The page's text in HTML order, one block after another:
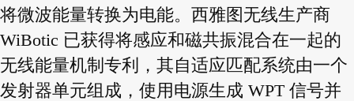
将微波能量转换为电能。西雅图无线生产商
WiBotic 已获得将感应和磁共振混合在一起的
无线能量机制专利，其自适应匹配系统由一个
发射器单元组成，使用电源生成 WPT 信号并